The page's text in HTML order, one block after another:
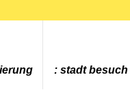
stadt besuch